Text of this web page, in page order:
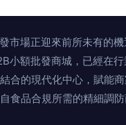
市場正迎來前所未有的
額批發商城，已經在
合的現代化中心，賦能
食品合規所需的精細調